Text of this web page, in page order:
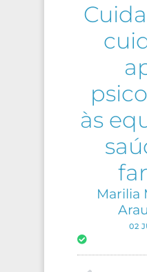
às
Marilia
02